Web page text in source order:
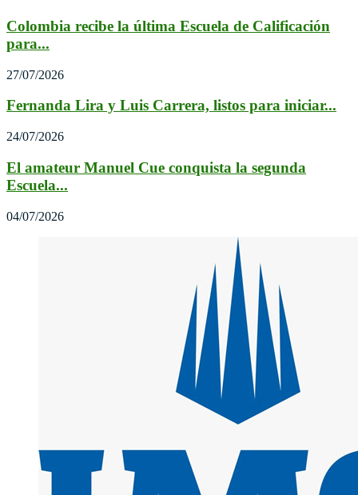
Colombia recibe la última Escuela de Calificación
para...
27/07/2026
Fernanda Lira y Luis Carrera, listos para iniciar...
24/07/2026
El amateur Manuel Cue conquista la segunda
Escuela...
04/07/2026